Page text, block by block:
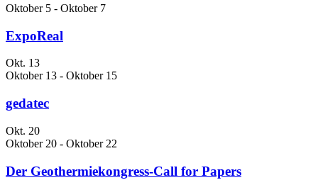
Oktober 5 - Oktober 7
ExpoReal
Okt. 13
Oktober 13 - Oktober 15
gedatec
Okt. 20
Oktober 20 - Oktober 22
Der Geothermiekongress-Call for Papers